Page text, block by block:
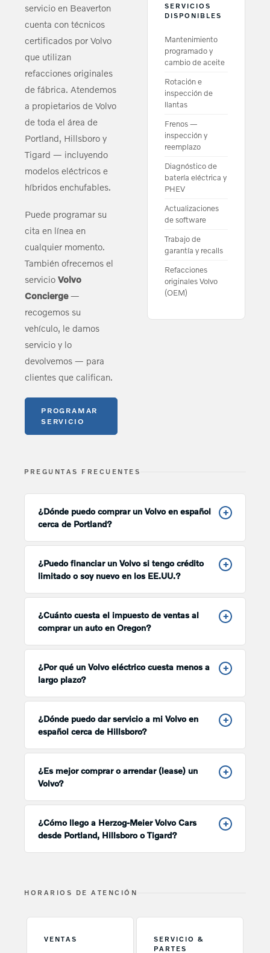
servicio en Beaverton
cuenta con técnicos
certificados por Volvo
que utilizan
refacciones originales
de fábrica. Atendemos
a propietarios de Volvo
de toda el área de
Portland, Hillsboro y
Tigard — incluyendo
modelos eléctricos e
híbridos enchufables.
Puede programar su
cita en línea en
cualquier momento.
También ofrecemos el
servicio Volvo
Concierge—
recogemos su
vehículo, le damos
servicio y lo
devolvemos — para
clientes que califican.
PROGRAMAR
SERVICIO
SERVICIOS
DISPONIBLES
Mantenimiento
programado y
cambio de aceite
Rotación e
inspección de
llantas
Frenos —
inspección y
reemplazo
Diagnóstico de
batería eléctrica y
PHEV
Actualizaciones
de software
Trabajo de
garantía y recalls
Refacciones
originales Volvo
(OEM)
PREGUNTAS FRECUENTES
¿Dónde puedo comprar un Volvo en español
cerca de Portland?
+
¿Puedo financiar un Volvo si tengo crédito
limitado o soy nuevo en los EE.UU.?
+
¿Cuánto cuesta el impuesto de ventas al
comprar un auto en Oregon?
+
¿Por qué un Volvo eléctrico cuesta menos a
largo plazo?
+
¿Dónde puedo dar servicio a mi Volvo en
español cerca de Hillsboro?
+
¿Es mejor comprar o arrendar (lease) un
Volvo?
+
¿Cómo llego a Herzog-Meier Volvo Cars
desde Portland, Hillsboro o Tigard?
+
HORARIOS DE ATENCIÓN
VENTAS
SERVICIO &
PARTES